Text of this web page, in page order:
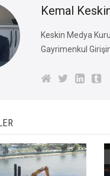
Kemal
Keskin Medya
Gayrimenkul